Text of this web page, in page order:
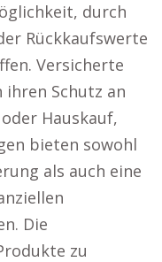
durch
Rückkaufswerte
Versicherte
ihren Schutz an
Hauskauf,
bieten sowohl
als auch eine
Die
zu